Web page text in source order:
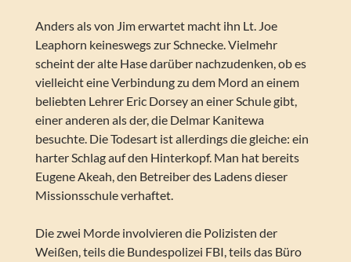
Anders als von Jim erwartet macht ihn Lt. Joe
Leaphorn keineswegs zur Schnecke. Vielmehr
scheint der alte Hase darüber nachzudenken, ob es
vielleicht eine Verbindung zu dem Mord an einem
beliebten Lehrer Eric Dorsey an einer Schule gibt,
einer anderen als der, die Delmar Kanitewa
besuchte. Die Todesart ist allerdings die gleiche: ein
harter Schlag auf den Hinterkopf. Man hat bereits
Eugene Akeah, den Betreiber des Ladens dieser
Missionsschule verhaftet.
Die zwei Morde involvieren die Polizisten der
Weißen, teils die Bundespolizei FBI, teils das Büro